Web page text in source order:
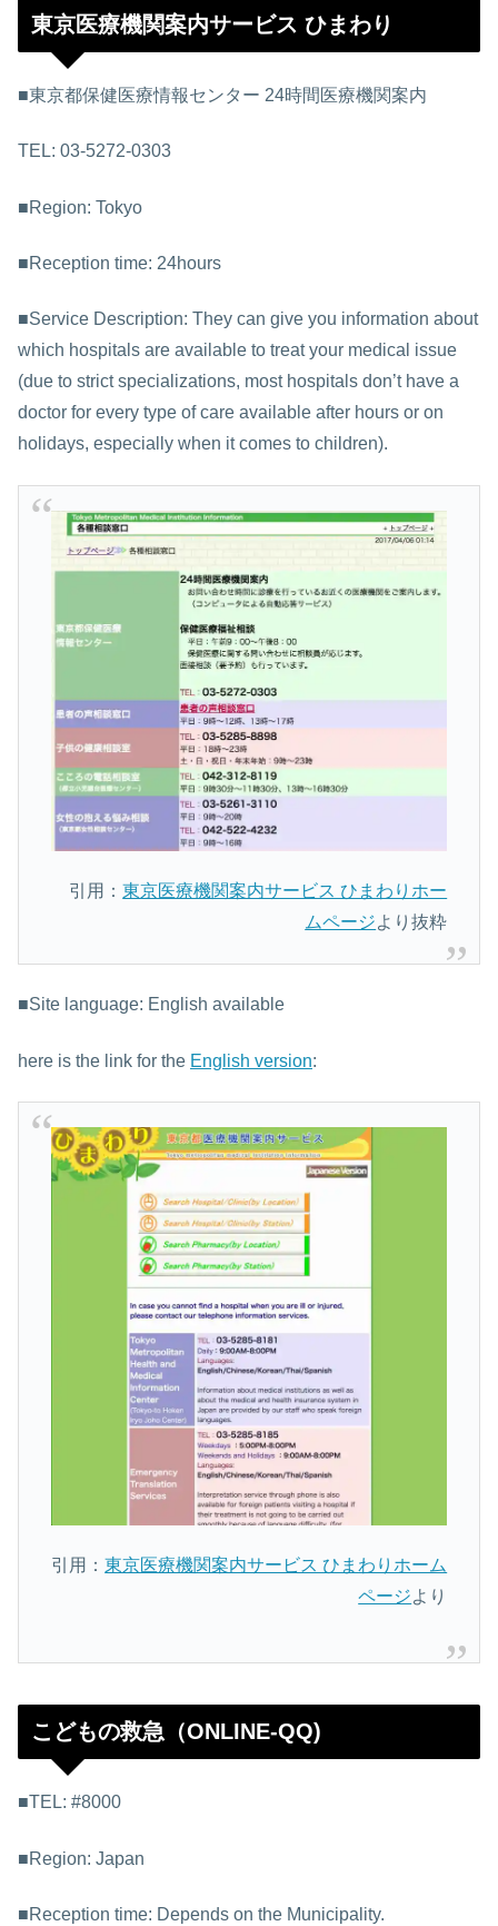
東京医療機関案内サービス ひまわり
■東京都保健医療情報センター 24時間医療機関案内
TEL: 03-5272-0303
■Region: Tokyo
■Reception time: 24hours
■Service Description: They can give you information about
which hospitals are available to treat your medical issue
(due to strict specializations, most hospitals don’t have a
doctor for every type of care available after hours or on
holidays, especially when it comes to children).
引用：東京医療機関案内サービス ひまわりホー
ムページより抜粋
■Site language: English available
here is the link for the English version:
引用：東京医療機関案内サービス ひまわりホーム
ページより
こどもの救急（ONLINE-QQ)
■TEL: #8000
■Region: Japan
■Reception time: Depends on the Municipality.